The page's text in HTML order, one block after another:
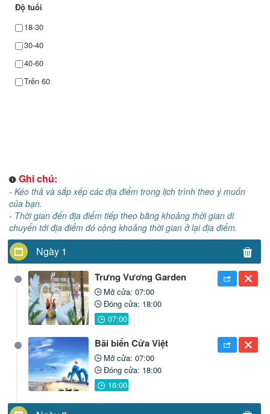
Độ tuổi
18-30
30-40
40-60
Trên 60
Ghi chú:
- Kéo thả và sắp xếp các địa điểm trong lịch trình theo ý muốn
của bạn.
- Thời gian đến địa điểm tiếp theo bằng khoảng thời gian di
chuyển tới địa điểm đó cộng khoảng thời gian ở lại địa điểm.
Ngày 1
Trưng Vương Garden
Mở cửa: 07:00
Đóng cửa: 18:00
Bãi biển Cửa Việt
Mở cửa: 07:00
Đóng cửa: 18:00